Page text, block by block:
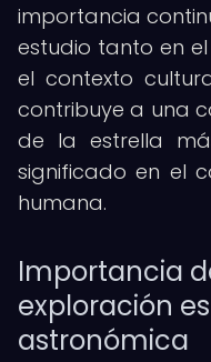
importancia
estudio tanto en
el contexto
contribuye a una
de la estrella
significado en el
humana.
Importancia
exploración
astronómica